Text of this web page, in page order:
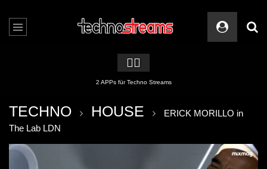
🏳️‍🌈
2 APPs für Techno Streams
TECHNO HOUSE
ERICK MORILLO in
The Lab LDN